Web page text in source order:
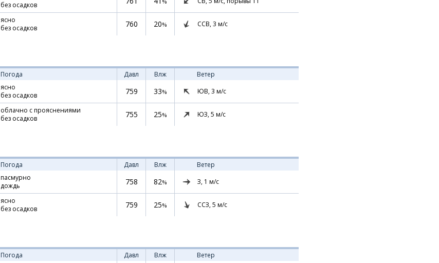
без осадков
ясно
без осадков
760 20% ССВ, 3 м/с
Погода Давл Влж
Ветер
ясно
без осадков
759 33% ЮВ, 3 м/с
облачно с прояснениями
без осадков
755 25% ЮЗ, 5 м/с
Погода Давл Влж
Ветер
пасмурно
дождь
758 82% З, 1 м/с
ясно
без осадков
759 25% ССЗ, 5 м/с
Погода Давл Влж
Ветер